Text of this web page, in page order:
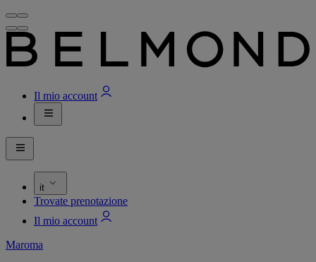
Il mio account
it
Trovate prenotazione
Il mio account
Maroma